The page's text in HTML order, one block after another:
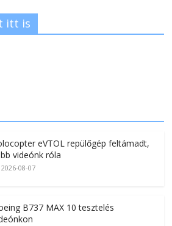
itt is
eVTOL repülőgép feltámadt,
videónk róla
2026-08-07
B737 MAX 10 tesztelés